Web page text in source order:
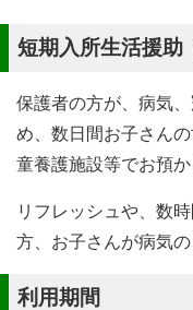
短期入所生活援助
保護者の方が、病気
め、数日間お子さん
童養護施設等でお預か
リフレッシュや、数
方、お子さんが病気
利用期間